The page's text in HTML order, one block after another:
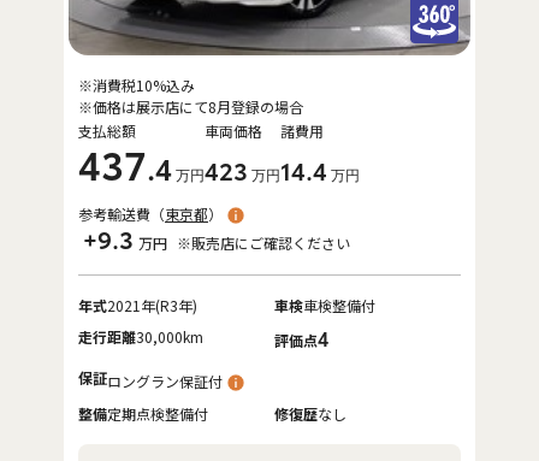
支払総額
437.4 万円
車両価格
423 万円
諸費用
14.4 万円
※消費税10%込み
※価格は展示店にて8月登録の場合
参考輸送費（東京都）
+9.3 万円 ※販売店にご確認ください
年式2021年(R3年) 車検車検整備付
走行距離30,000km 評価点4
保証ロングラン保証付
整備定期点検整備付 修復歴なし